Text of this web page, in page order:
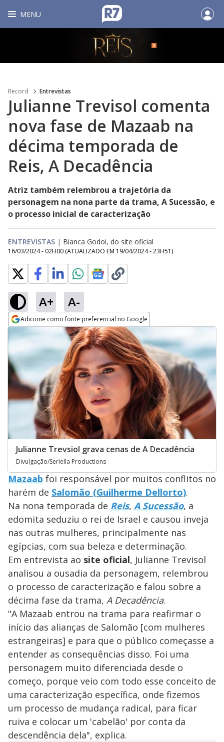
MENU
Record Entrevistas
Julianne Trevisol comenta
nova fase de Mazaab na
décima temporada de
Reis, A Decadência
Atriz também relembrou a trajetória da
personagem na nona parte da trama, A Sucessão, e
o processo inicial de caracterização
ENTREVISTAS | Bianca Godoi, do site oficial
16/03/2024 - 02H00 (ATUALIZADO EM 19/04/2024 - 23H51)
A+ A-
Adicione como fonte preferencial no Google
Opens in new window
Julianne Trevsiol grava cenas de A Decadência
Divulgação/Seriella Productions
Mazaab foi responsável por muitos conflitos no
harém de Salomão (Guilherme Dellorto).
Na nona temporada de Reis, A Sucessão, a
edomita seduziu o rei de Israel e causou inveja
nas outras mulheres, principalmente nas
egípcias, com sua beleza e determinação.
Em entrevista ao site oficial, Julianne Trevisol
analisou a ousadia da personagem, relembrou
o processo de caracterização e falou sobre a
décima fase da trama, A Decadência.
"A Mazaab entrou na trama para reafirmar o
início das alianças de Salomão [com mulheres
estrangeiras] e para que o público começasse a
entender as consequências disso. Foi uma
personagem muito diferenciada desde o
começo, porque veio com todo esse conceito de
uma caracterização específica, onde fizemos
um processo de mudança radical, para ficar
ruiva e colocar um 'cabelão' por conta da
descendência dela", explica.